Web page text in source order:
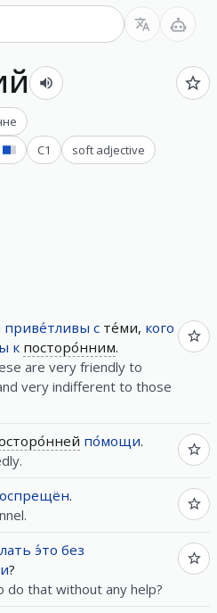
C1 soft adjective
приве́тливы с те́ми, кого
к посторо́нним.
are very friendly to
very indifferent to those
по́мощи.
.
э́то без
?
do that without any help?